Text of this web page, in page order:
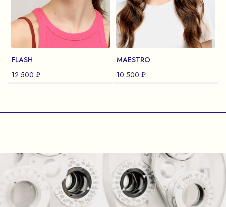
FLASH
12 500 ₽
MAESTRO
10 500 ₽